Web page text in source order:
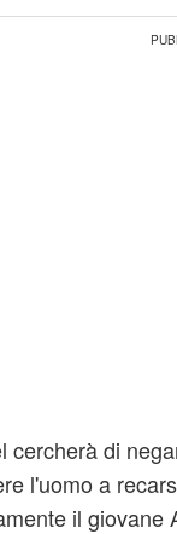
cercherà di
l'uomo a
il giovane